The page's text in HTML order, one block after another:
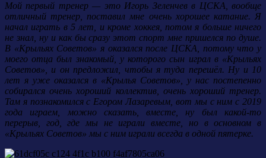
Мой первый тренер — это Игорь Зеленчев в ЦСКА, вообще
отличный тренер, поставил мне очень хорошее катание. Я
начал играть в 5 лет, и кроме хоккея, потом я больше ничего
не знал, ну и как бы сразу этот спорт мне пришелся по душе.
В «Крыльях Советов» я оказался после ЦСКА, потому что у
моего отца был знакомый, у которого сын играл в «Крыльях
Советов», и он предложил, чтобы я туда перешёл. Ну и 10
лет я уже оказался в «Крылья Советов», у нас постепенно
собирался очень хороший коллектив, очень хороший тренер.
Там я познакомился с Егором Лазаревым, вот мы с ним с 2019
года играем, можно сказать, вместе, ну был какой-то
перерыв, год, где мы не играли вместе, но в основном в
«Крыльях Советов» мы с ним играли всегда в одной пятерке.